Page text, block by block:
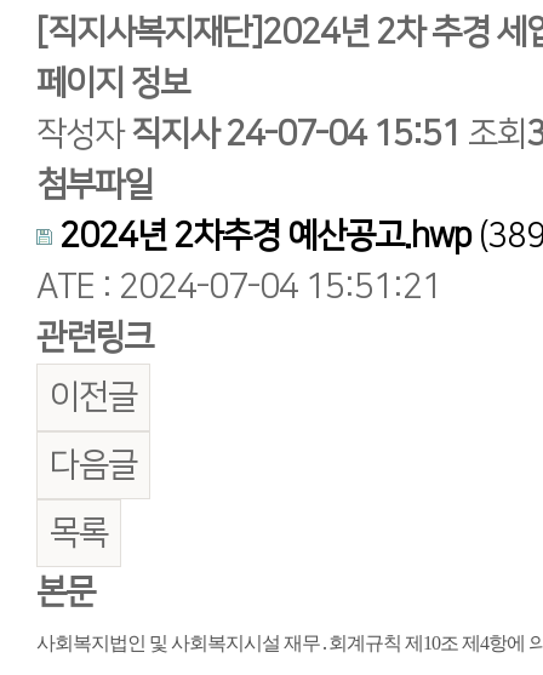
[직지사복지재단]2024년 2차 추경 세
페이지 정보
작성자직지사 24-07-04 15:51 조회
첨부파일
2024년 2차추경 예산공고.hwp
ATE : 2024-07-04 15:51:21
관련링크
이전글
다음글
목록
본문
사회복지법인 및 사회복지시설 재무․회계규칙 제10조 제4항에